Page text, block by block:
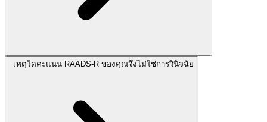
เหตุใดคะแนน RAADS-R ของคุณจึงไม่ใช่การวินิจฉัย